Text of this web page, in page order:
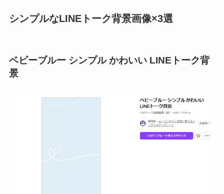
シンプルなLINEトーク背景画像×3選
ベビーブルー シンプル かわいい LINEトーク背
景